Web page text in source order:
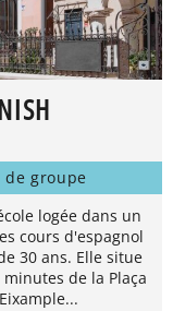
de groupe
logée dans un
cours d'espagnol
30 ans. Elle situe
de la Plaça